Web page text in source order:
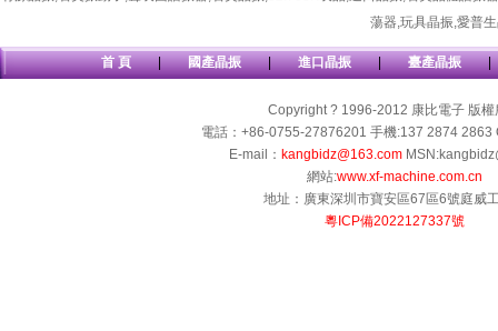
蕩器,玩具晶振,愛普
首 頁 | 國產晶振 | 進口晶振 | 臺產晶振 |
Copyright ? 1996-2012 康比電子 版權
電話：+86-0755-27876201 手機:137 2874 2863
E-mail： kangbidz@163.com
網站:www.xf-machine.com.cn
地址：廣東深圳市寶安區67區6號庭威
粵ICP備2022127337號